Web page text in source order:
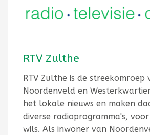
RTV Zulthe
RTV Zulthe is de streekomroep
Noordenveld en
het lokale nieuws en maken
diverse radioprogramma's,
wils. Als inwoner van